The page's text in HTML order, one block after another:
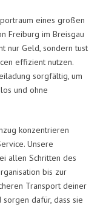
eines großen
Freiburg im Breisgau
nur Geld, sondern tust
effizient nutzen.
sorgfältig, um
und ohne
konzentrieren
Unsere
allen Schritten des
bis zur
Transport deiner
dafür, dass sie